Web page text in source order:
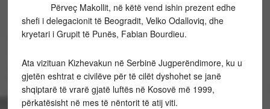
Përveç Makollit, në këtë vend ishin prezent edhe
shefi i delegacionit të Beogradit, Velko Odalloviq, dhe
kryetari i Grupit të Punës, Fabian Bourdieu.
Ata vizituan Kizhevakun në Serbinë Jugperëndimore, ku u
gjetën eshtrat e civilëve për të cilët dyshohet se janë
shqiptarë të vrarë gjatë luftës në Kosovë më 1999,
përkatësisht në mes të nëntorit të atij viti.